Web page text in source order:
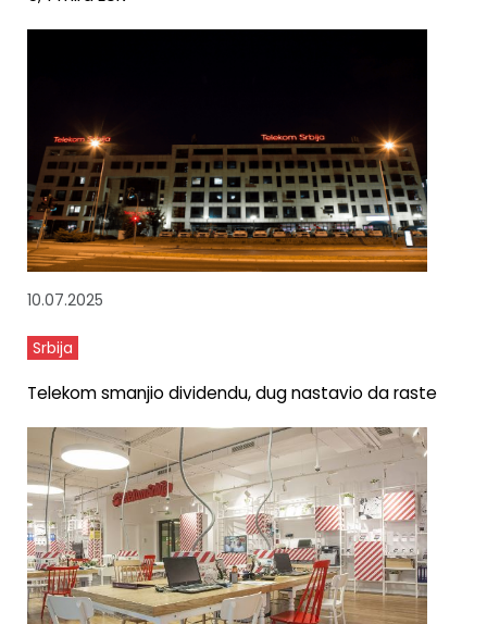
10.07.2025
Srbija
Telekom smanjio dividendu, dug nastavio da raste